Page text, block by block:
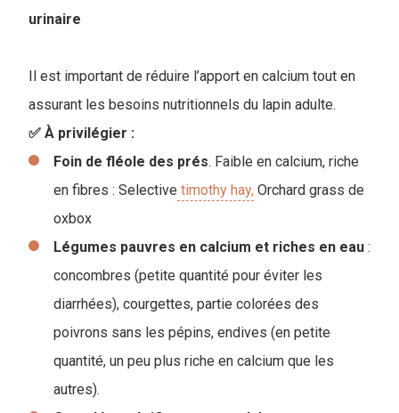
urinaire
Il est important de réduire l’apport en calcium tout en
assurant les besoins nutritionnels du lapin adulte.
✅ À privilégier :
Foin de fléole des prés. Faible en calcium, riche
en fibres : Selective timothy hay, Orchard grass de
oxbox
Légumes pauvres en calcium et riches en eau :
concombres (petite quantité pour éviter les
diarrhées), courgettes, partie colorées des
poivrons sans les pépins, endives (en petite
quantité, un peu plus riche en calcium que les
autres).